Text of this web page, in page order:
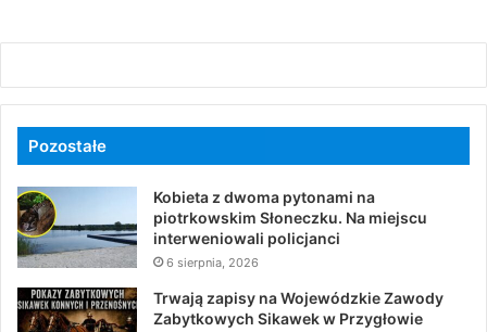
Pozostałe
Kobieta z dwoma pytonami na
piotrkowskim Słoneczku. Na miejscu
interweniowali policjanci
6 sierpnia, 2026
Trwają zapisy na Wojewódzkie Zawody
Zabytkowych Sikawek w Przygłowie